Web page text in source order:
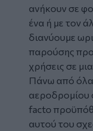
ανήκουν σε
ένα ή με τον
διανύουμε
παρούσης
χρήσεις σε
Πάνω από όλα
αεροδρομίου
facto
αυτού του